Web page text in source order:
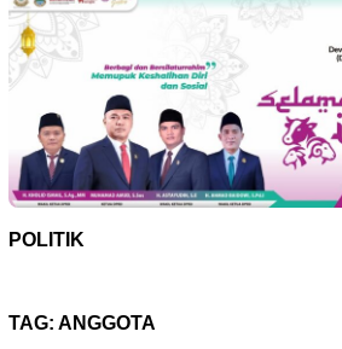
POLITIK
TAG: ANGGOTA